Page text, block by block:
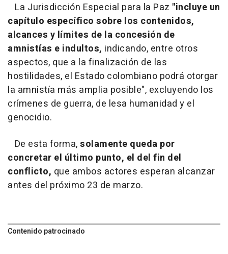
La Jurisdicción Especial para la Paz "incluye un
capítulo específico sobre los contenidos,
alcances y límites de la concesión de
amnistías e indultos, indicando, entre otros
aspectos, que a la finalización de las
hostilidades, el Estado colombiano podrá otorgar
la amnistía más amplia posible", excluyendo los
crímenes de guerra, de lesa humanidad y el
genocidio.
De esta forma,solamente queda por
concretar el último punto, el del fin del
conflicto, que ambos actores esperan alcanzar
antes del próximo 23 de marzo.
Contenido patrocinado